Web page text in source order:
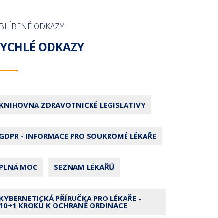
ODKAZY
ODKAZY
ZDRAVOTNICKÉ LEGISLATIVY
- INFORMACE PRO SOUKROMÉ LÉKAŘE
MOC SEZNAM LÉKAŘŮ
PŘÍRUČKA PRO LÉKAŘE -
KROKŮ K OCHRANĚ ORDINACE